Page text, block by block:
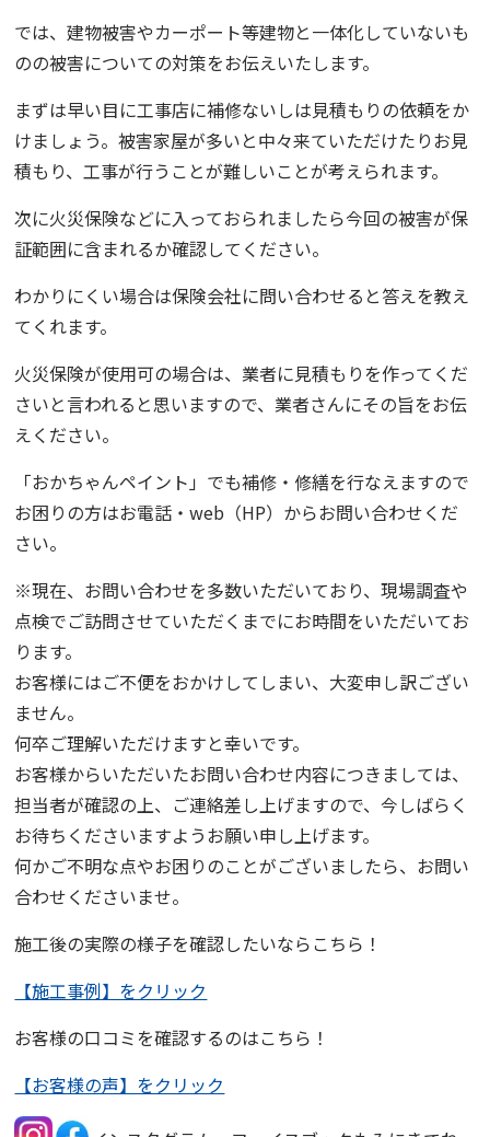
では、建物被害やカーポート等建物と一体化していないも
のの被害についての対策をお伝えいたします。
まずは早い目に工事店に補修ないしは見積もりの依頼をか
けましょう。被害家屋が多いと中々来ていただけたりお見
積もり、工事が行うことが難しいことが考えられます。
次に火災保険などに入っておられましたら今回の被害が保
証範囲に含まれるか確認してください。
わかりにくい場合は保険会社に問い合わせると答えを教え
てくれます。
火災保険が使用可の場合は、業者に見積もりを作ってくだ
さいと言われると思いますので、業者さんにその旨をお伝
えください。
「おかちゃんペイント 」でも補修・修繕を行なえますので
お困りの方はお電話・web（HP）からお問い合わせくだ
さい。
※現在、お問い合わせを多数いただいており、現場調査や
点検でご訪問させていただくまでにお時間をいただいてお
ります。
お客様にはご不便をおかけしてしまい、大変申し訳ござい
ません。
何卒ご理解いただけますと幸いです。
お客様からいただいたお問い合わせ内容につきましては、
担当者が確認の上、ご連絡差し上げますので、今しばらく
お待ちくださいますようお願い申し上げます。
何かご不明な点やお困りのことがございましたら、お問い
合わせくださいませ。
施工後の実際の様子を確認したいならこちら！
【施工事例】をクリック
お客様の口コミを確認するのはこちら！
【お客様の声】をクリック